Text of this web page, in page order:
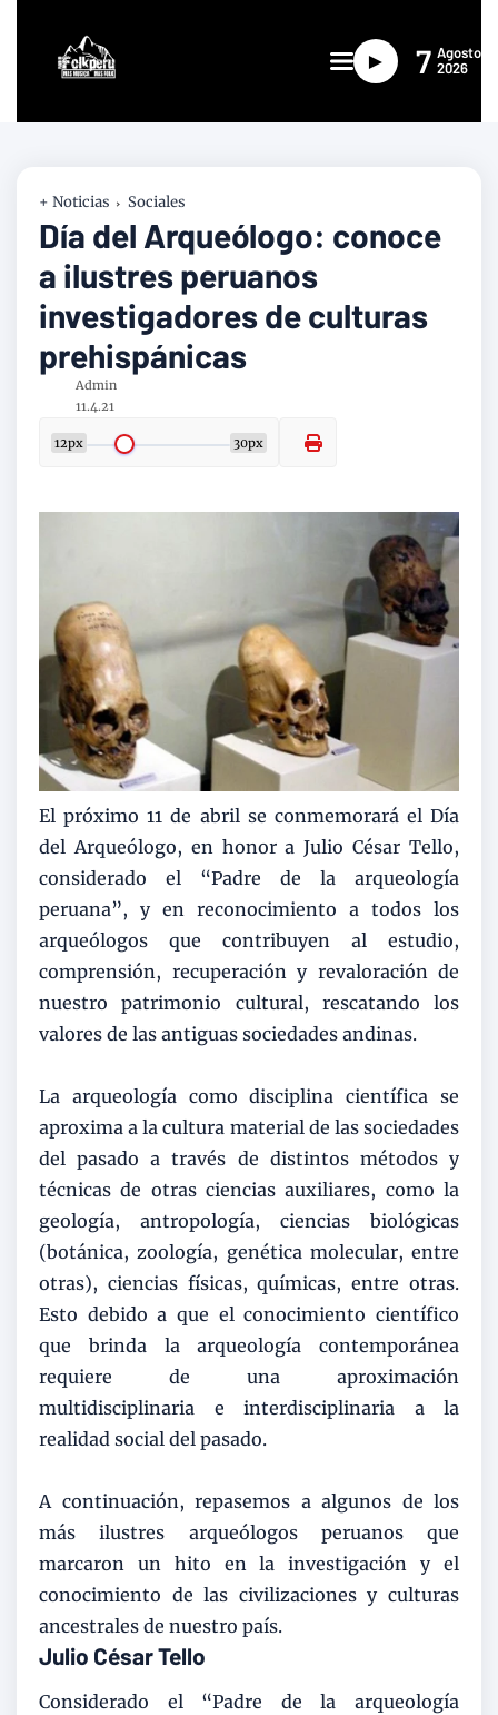
► 7 Agosto
2026
+ Noticias Sociales
Día del Arqueólogo: conoce
a ilustres peruanos
investigadores de culturas
prehispánicas
Admin
11.4.21
12px 30px
El próximo 11 de abril se conmemorará el Día
del Arqueólogo, en honor a Julio César Tello,
considerado el “Padre de la arqueología
peruana”, y en reconocimiento a todos los
arqueólogos que contribuyen al estudio,
comprensión, recuperación y revaloración de
nuestro patrimonio cultural, rescatando los
valores de las antiguas sociedades andinas.
La arqueología como disciplina científica se
aproxima a la cultura material de las sociedades
del pasado a través de distintos métodos y
técnicas de otras ciencias auxiliares, como la
geología, antropología, ciencias biológicas
(botánica, zoología, genética molecular, entre
otras), ciencias físicas, químicas, entre otras.
Esto debido a que el conocimiento científico
que brinda la arqueología contemporánea
requiere de una aproximación
multidisciplinaria e interdisciplinaria a la
realidad social del pasado.
A continuación, repasemos a algunos de los
más ilustres arqueólogos peruanos que
marcaron un hito en la investigación y el
conocimiento de las civilizaciones y culturas
ancestrales de nuestro país.
Julio César Tello
Considerado el “Padre de la arqueología